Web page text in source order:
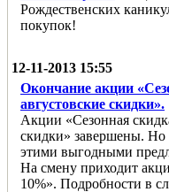
Рождественских
покупок!
12-11-2013 15:55
Окончание акции
августовские скидки».
Акции «Сезонная
скидки» завершены. Но
этими выгодными
На смену приходит
10%». Подробности в